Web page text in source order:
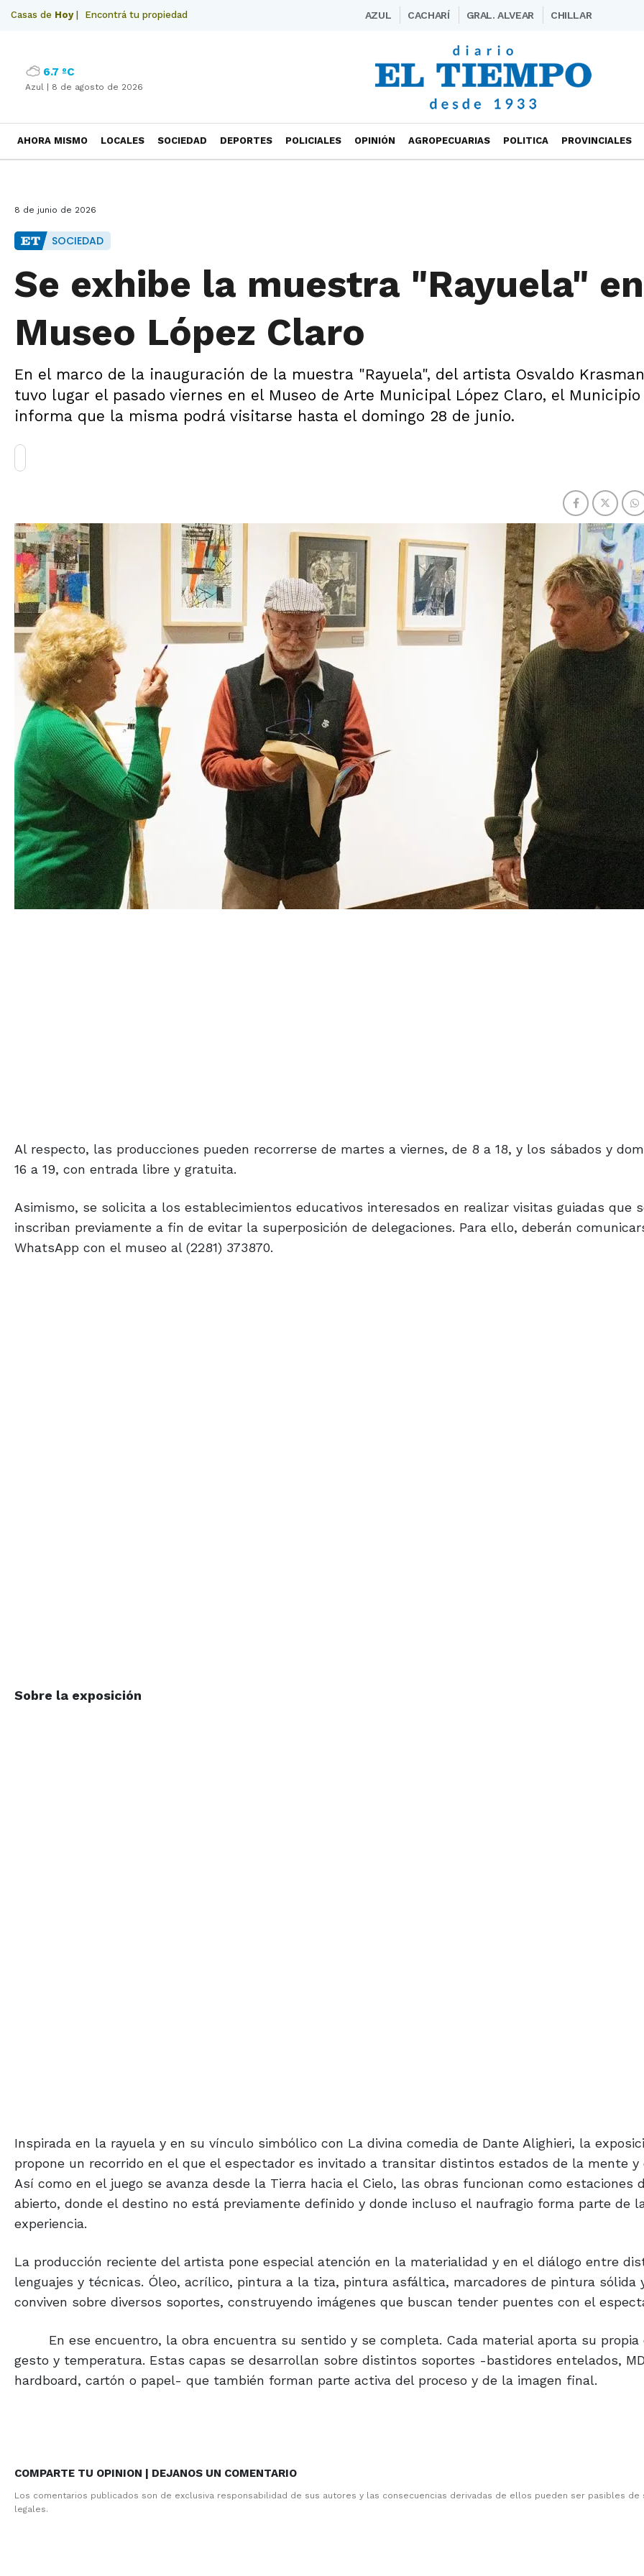
Casas de Hoy| Encontrá tu propiedad AZUL CACHARÍ GRAL. ALVEAR CHILLAR
6.7 ºC
Azul | 8 de agosto de 2026
AHORA MISMO LOCALES SOCIEDAD DEPORTES POLICIALES OPINIÓN AGROPECUARIAS POLITICA PROVINCIALES
8 de junio de 2026
SOCIEDAD
Se exhibe la muestra "Rayuela"
Museo López Claro
En el marco de la inauguración de la muestra "Rayuela", del artista Osvaldo
tuvo lugar el pasado viernes en el Museo de Arte Municipal López Claro, el Municipio
informa que la misma podrá visitarse hasta el domingo 28 de junio.
Al respecto, las producciones pueden recorrerse de martes a viernes, de 8 a 18, y los sábados y
16 a 19, con entrada libre y gratuita.
Asimismo, se solicita a los establecimientos educativos interesados en realizar visitas guiadas que
inscriban previamente a fin de evitar la superposición de delegaciones. Para ello, deberán
WhatsApp con el museo al (2281) 373870.
Sobre la exposición
Inspirada en la rayuela y en su vínculo simbólico con La divina comedia de Dante Alighieri, la
propone un recorrido en el que el espectador es invitado a transitar distintos estados de la mente y
Así como en el juego se avanza desde la Tierra hacia el Cielo, las obras funcionan como estaciones
abierto, donde el destino no está previamente definido y donde incluso el naufragio forma parte de
experiencia.
La producción reciente del artista pone especial atención en la materialidad y en el diálogo entre
lenguajes y técnicas. Óleo, acrílico, pintura a la tiza, pintura asfáltica, marcadores de pintura sólida
conviven sobre diversos soportes, construyendo imágenes que buscan tender puentes con el
En ese encuentro, la obra encuentra su sentido y se completa. Cada material aporta su propia
gesto y temperatura. Estas capas se desarrollan sobre distintos soportes -bastidores entelados,
hardboard, cartón o papel- que también forman parte activa del proceso y de la imagen final.
COMPARTE TU OPINION | DEJANOS UN COMENTARIO
Los comentarios publicados son de exclusiva responsabilidad de sus autores y las consecuencias derivadas de ellos pueden ser pasibles de
legales.